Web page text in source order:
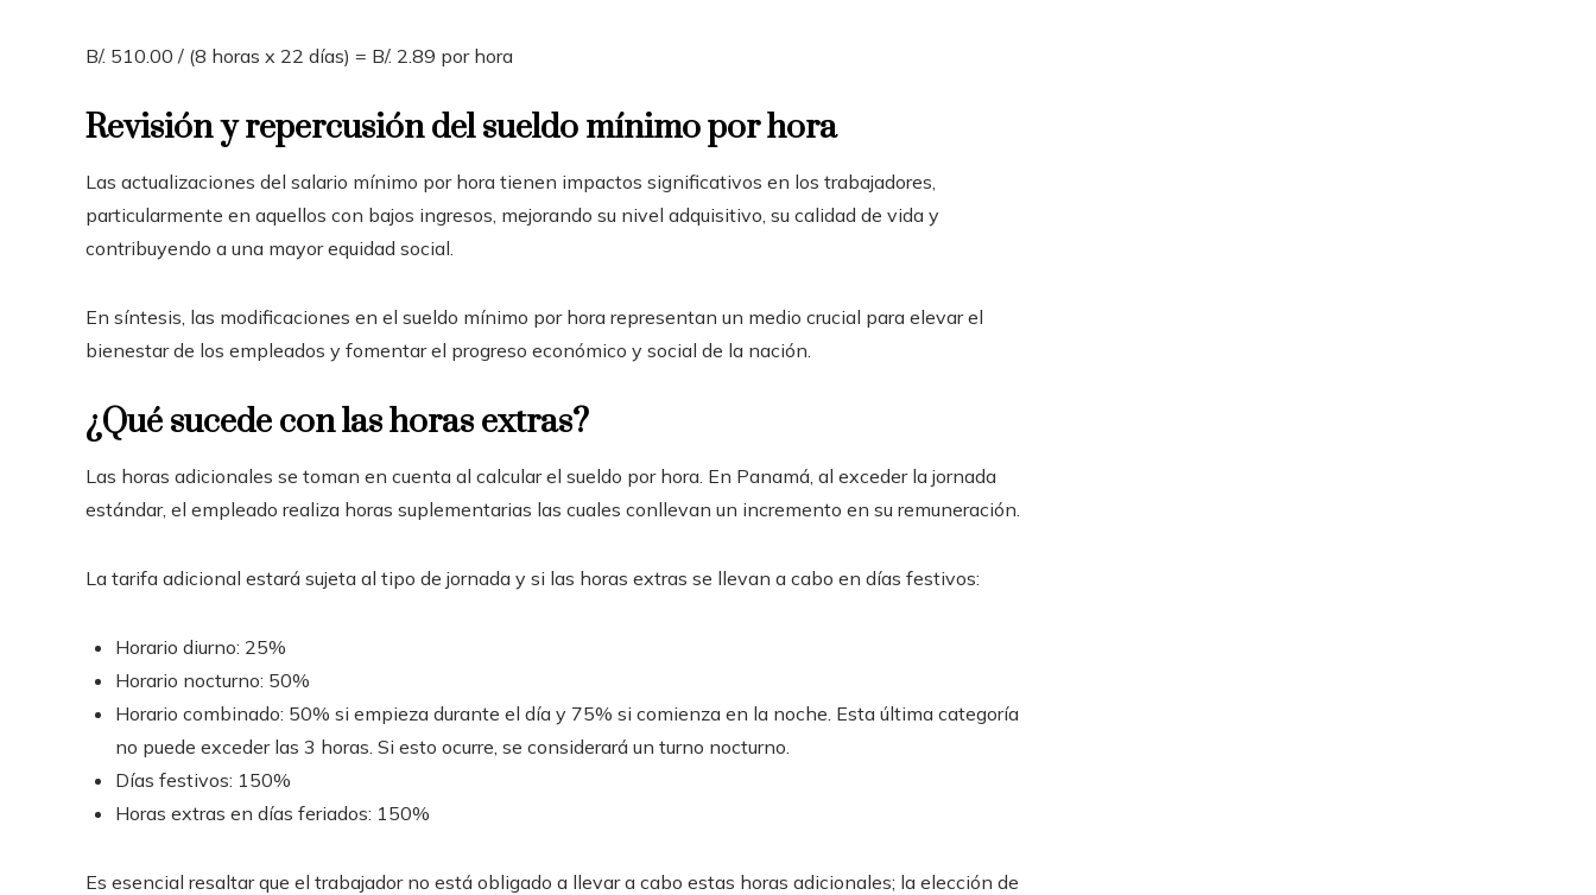
B/. 510.00 / (8 horas x 22 días) = B/. 2.89 por hora
Revisión y repercusión del sueldo mínimo por hora
Las actualizaciones del salario mínimo por hora tienen impactos significativos en los trabajadores,
particularmente en aquellos con bajos ingresos, mejorando su nivel adquisitivo, su calidad de vida y
contribuyendo a una mayor equidad social.
En síntesis, las modificaciones en el sueldo mínimo por hora representan un medio crucial para elevar el
bienestar de los empleados y fomentar el progreso económico y social de la nación.
¿Qué sucede con las horas extras?
Las horas adicionales se toman en cuenta al calcular el sueldo por hora. En Panamá, al exceder la jornada
estándar, el empleado realiza horas suplementarias las cuales conllevan un incremento en su remuneración.
La tarifa adicional estará sujeta al tipo de jornada y si las horas extras se llevan a cabo en días festivos:
Horario diurno: 25%
Horario nocturno: 50%
Horario combinado: 50% si empieza durante el día y 75% si comienza en la noche. Esta última categoría
no puede exceder las 3 horas. Si esto ocurre, se considerará un turno nocturno.
Días festivos: 150%
Horas extras en días feriados: 150%
Es esencial resaltar que el trabajador no está obligado a llevar a cabo estas horas adicionales; la elección de